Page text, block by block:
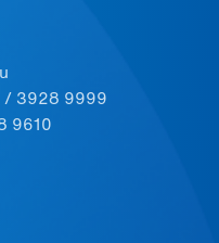
/ 3928 9999
9610